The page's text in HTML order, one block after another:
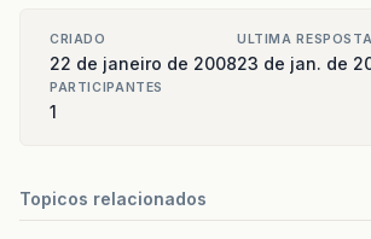
CRIADO
22 de janeiro de 2008
ULTIMA RESPOSTA
23 de jan. de
PARTICIPANTES
1
Topicos relacionados